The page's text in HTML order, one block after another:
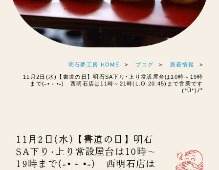
明石夢工房 HOME ブログ 新着情報
11月2日(水)【書道の日】明石SA下り･上り常設屋台は10時～19時
まで(˶• ֊ •˶) 西明石店は11時～21時(L.O.20:45)まで営業です
(*Ü*)ﾉ”
11月2日(水)【書道の日】明石
SA下り･上り常設屋台は10時～
19時まで(˶• ֊ •˶) 西明石店は